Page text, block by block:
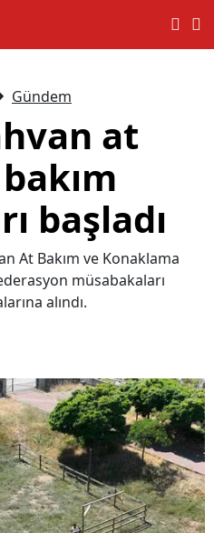
Gündem
at
başladı
At Bakım ve Konaklama
müsabakaları
alındı.